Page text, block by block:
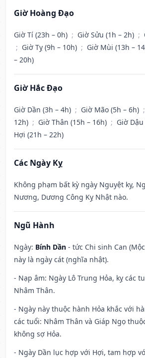
Giờ Hoàng Đạo
Giờ Tí (23h – 0h) ; Giờ Sửu (1h – 2h) ;
; Giờ Tỵ (9h – 10h) ; Giờ Mùi (13h –
– 20h)
Giờ Hắc Đạo
Giờ Dần (3h – 4h) ; Giờ Mão (5h – 6h) ;
12h) ; Giờ Thân (15h – 16h) ; Giờ
Hợi (21h – 22h)
Các Ngày Kỵ
Không phạm bất kỳ ngày Nguyệt kỵ,
Nương, Dương Công Kỵ Nhật nào.
Ngũ Hành
Ngày: Bính Dần - tức Chi sinh Can
này là ngày cát (nghĩa nhật).
- Nạp âm: Ngày Lô Trung Hỏa, kỵ các
Nhâm Thân.
- Ngày này thuộc hành Hỏa khắc với
các tuổi: Nhâm Thân và Giáp Ngọ
không sợ Hỏa.
- Ngày Dần lục hợp với Hợi, tam hợp